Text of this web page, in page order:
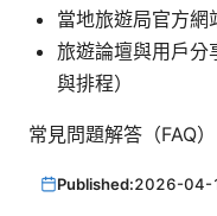
當地旅遊局官方
旅遊論壇與用戶分
與排程）
常見問題解答（FAQ）
Published:2026-04-